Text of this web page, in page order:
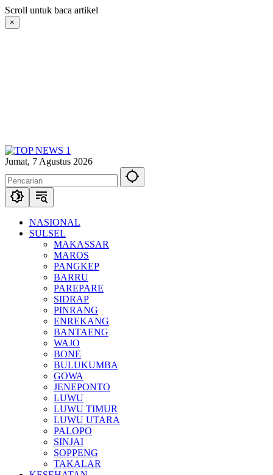
Langsung
ke
konten
Scroll untuk baca artikel
×
Jumat, 7 Agustus 2026
NASIONAL
SULSEL
MAKASSAR
MAROS
PANGKEP
BARRU
PAREPARE
SIDRAP
PINRANG
ENREKANG
BANTAENG
WAJO
BONE
BULUKUMBA
GOWA
JENEPONTO
LUWU
LUWU TIMUR
LUWU UTARA
PALOPO
SINJAI
SOPPENG
TAKALAR